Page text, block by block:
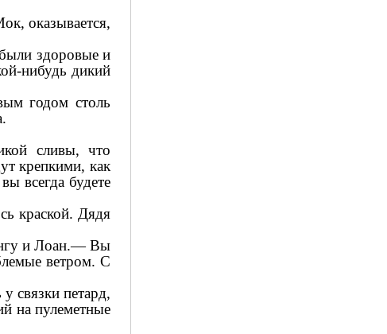
оказывается,
здоровые и
нибудь дикий
годом столь
сливы, что
крепкими, как
всегда будете
краской. Дядя
и Лоан.— Вы
ветром. С
связки петард,
на пулеметные